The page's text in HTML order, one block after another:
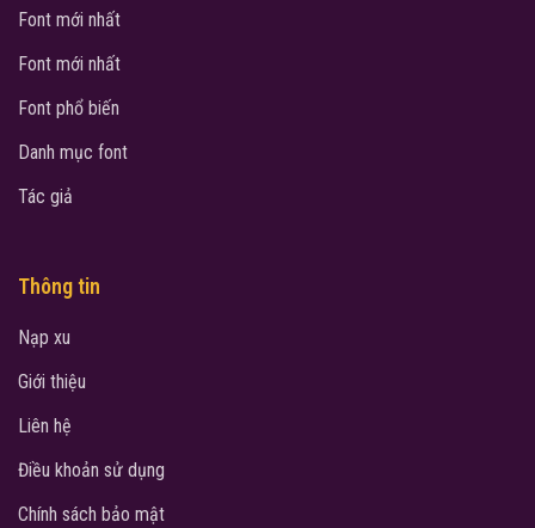
Font mới nhất
Font mới nhất
Font phổ biến
Danh mục font
Tác giả
Thông tin
Nạp xu
Giới thiệu
Liên hệ
Điều khoản sử dụng
Chính sách bảo mật